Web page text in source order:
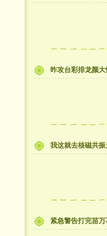
昨攻台彩排龙颜
我这就去核磁共
紧急警告打完苗